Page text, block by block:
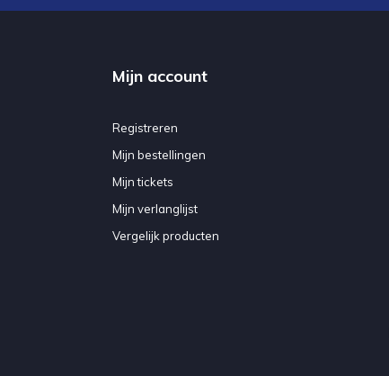
Mijn account
Registreren
Mijn bestellingen
Mijn tickets
Mijn verlanglijst
Vergelijk producten